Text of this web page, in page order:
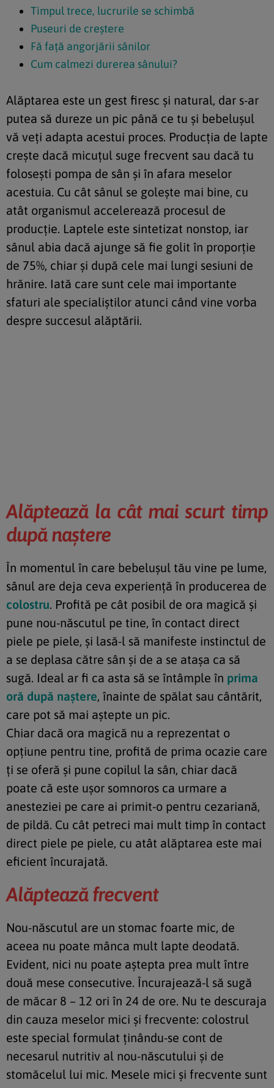
Timpul trece, lucrurile se schimbă
Puseuri de creştere
Fă faţă angorjării sânilor
Cum calmezi durerea sânului?
Alăptarea este un gest firesc şi natural, dar s-ar
putea să dureze un pic până ce tu şi bebeluşul
vă veţi adapta acestui proces. Producţia de lapte
creşte dacă micuţul suge frecvent sau dacă tu
foloseşti pompa de sân şi în afara meselor
acestuia. Cu cât sânul se goleşte mai bine, cu
atât organismul accelerează procesul de
producţie. Laptele este sintetizat nonstop, iar
sânul abia dacă ajunge să fie golit în proporţie
de 75%, chiar şi după cele mai lungi sesiuni de
hrănire. Iată care sunt cele mai importante
sfaturi ale specialiştilor atunci când vine vorba
despre succesul alăptării.
Alăptează la cât mai scurt timp
după naştere
În momentul în care bebeluşul tău vine pe lume,
sânul are deja ceva experienţă în producerea de
colostru. Profită pe cât posibil de ora magică şi
pune nou-născutul pe tine, în contact direct
piele pe piele, şi lasă-l să manifeste instinctul de
a se deplasa către sân şi de a se ataşa ca să
sugă. Ideal ar fi ca asta să se întâmple în prima
oră după naştere, înainte de spălat sau cântărit,
care pot să mai aştepte un pic.
Chiar dacă ora magică nu a reprezentat o
opţiune pentru tine, profită de prima ocazie care
ţi se oferă şi pune copilul la sân, chiar dacă
poate că este uşor somnoros ca urmare a
anesteziei pe care ai primit-o pentru cezariană,
de pildă. Cu cât petreci mai mult timp în contact
direct piele pe piele, cu atât alăptarea este mai
eficient încurajată.
Alăptează frecvent
Nou-născutul are un stomac foarte mic, de
aceea nu poate mânca mult lapte deodată.
Evident, nici nu poate aştepta prea mult între
două mese consecutive. Încurajează-l să sugă
de măcar 8 – 12 ori în 24 de ore. Nu te descuraja
din cauza meselor mici şi frecvente: colostrul
este special formulat ţinându-se cont de
necesarul nutritiv al nou-născutului şi de
stomăcelul lui mic. Mesele mici şi frecvente sunt